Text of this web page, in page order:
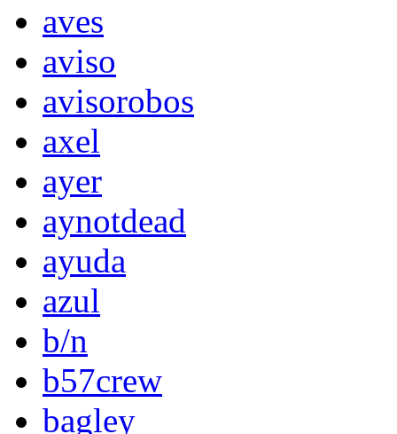
aves
aviso
avisorobos
axel
ayer
aynotdead
ayuda
azul
b/n
b57crew
bagley